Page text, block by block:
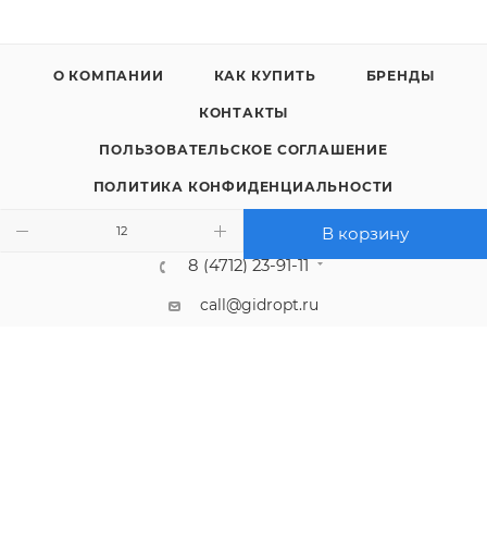
В корзину
О КОМПАНИИ КАК КУПИТЬ БРЕНДЫ
КОНТАКТЫ
ПОЛЬЗОВАТЕЛЬСКОЕ СОГЛАШЕНИЕ
ПОЛИТИКА КОНФИДЕНЦИАЛЬНОСТИ
8 (4712) 23-91-11
call@gidropt.ru